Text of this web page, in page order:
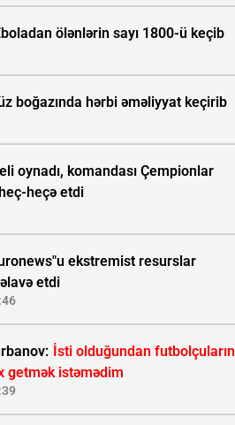
ölənlərin sayı 1800-ü keçib
boğazında hərbi əməliyyat keçirib
oynadı, komandası Çempionlar
heçə etdi
ekstremist resurslar
etdi
İsti olduğundan futbolçuların
getmək istəmədim